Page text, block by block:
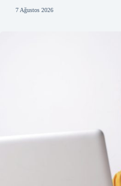
7 Ağustos 2026